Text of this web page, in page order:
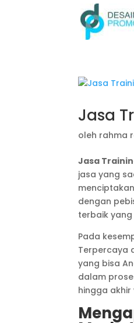
Jasa
oleh rahma
Jasa
jasa yang
dengan
terbaik
Pada
Terpercaya
yang bisa
dalam
hingga akhir